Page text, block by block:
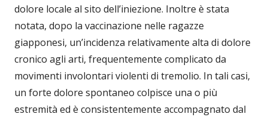
dolore locale al sito dell’iniezione. Inoltre è stata
notata, dopo la vaccinazione nelle ragazze
giapponesi, un’incidenza relativamente alta di dolore
cronico agli arti, frequentemente complicato da
movimenti involontari violenti di tremolio. In tali casi,
un forte dolore spontaneo colpisce una o più
estremità ed è consistentemente accompagnato dal